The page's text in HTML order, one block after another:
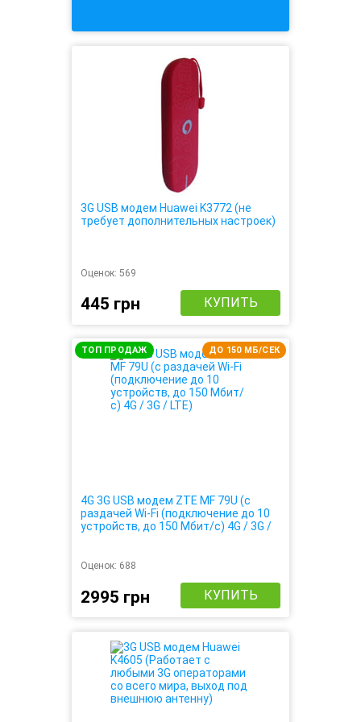
3G USB модем Huawei K3772 (не
требует дополнительных настроек)
Оценок: 569
445 грн КУПИТЬ
ТОП ПРОДАЖ ДО 150 МБ/СЕК
4G 3G USB модем ZTE MF 79U (с
раздачей Wi-Fi (подключение до 10
устройств, до 150 Мбит/с) 4G / 3G /
Оценок: 688
2995 грн КУПИТЬ